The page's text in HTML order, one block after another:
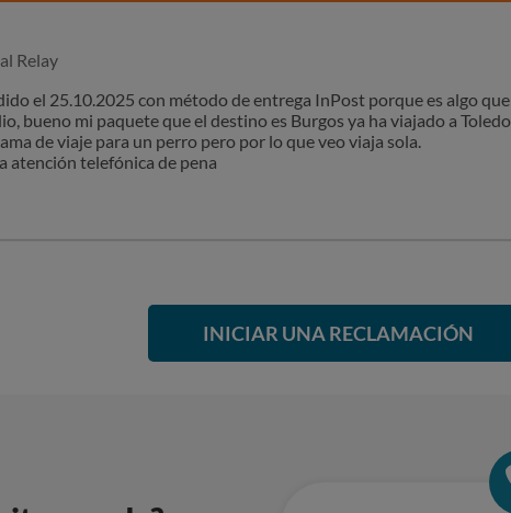
Relay
el 25.10.2025 con método de entrega InPost porque es algo
bueno mi paquete que el destino es Burgos ya ha viajado a
de viaje para un perro pero por lo que veo viaja sola.
atención telefónica de pena
INICIAR UNA RECLAMACIÓN